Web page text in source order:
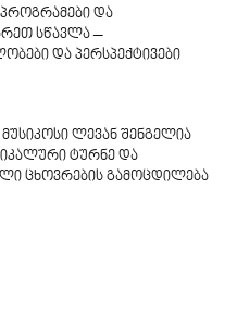
და
სწავლა –
და პერსპექტივები
ლევან შენგელია
ტურნე და
ცხოვრების გამოცდილება